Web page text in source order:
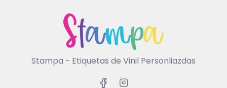
Stampa - Etiquetas de Vinil Personliazdas